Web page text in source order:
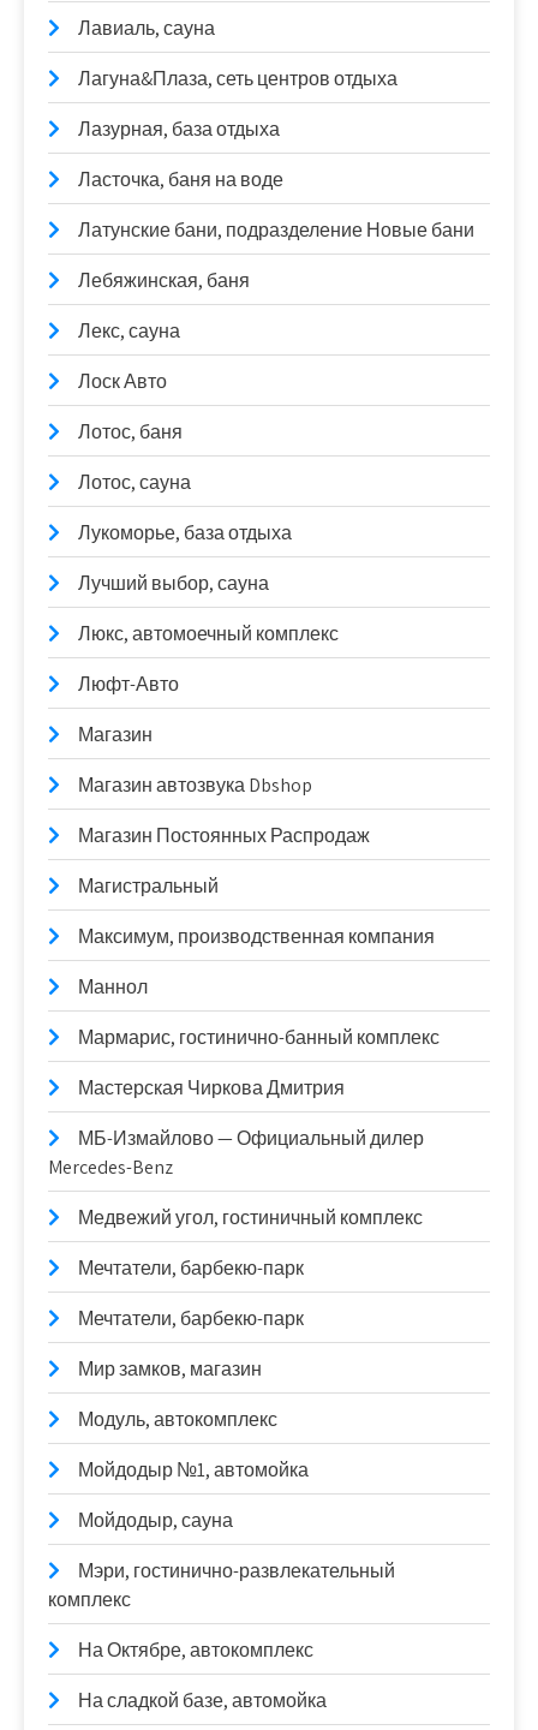
Лавиаль, сауна
Лагуна&Плаза, сеть центров отдыха
Лазурная, база отдыха
Ласточка, баня на воде
Латунские бани, подразделение Новые бани
Лебяжинская, баня
Лекс, сауна
Лоск Авто
Лотос, баня
Лотос, сауна
Лукоморье, база отдыха
Лучший выбор, сауна
Люкс, автомоечный комплекс
Люфт-Авто
Магазин
Магазин автозвука Dbshop
Магазин Постоянных Распродаж
Магистральный
Максимум, производственная компания
Маннол
Мармарис, гостинично-банный комплекс
Мастерская Чиркова Дмитрия
МБ-Измайлово — Официальный дилер
Mercedes-Benz
Медвежий угол, гостиничный комплекс
Мечтатели, барбекю-парк
Мечтатели, барбекю-парк
Мир замков, магазин
Модуль, автокомплекс
Мойдодыр №1, автомойка
Мойдодыр, сауна
Мэри, гостинично-развлекательный
комплекс
На Октябре, автокомплекс
На сладкой базе, автомойка